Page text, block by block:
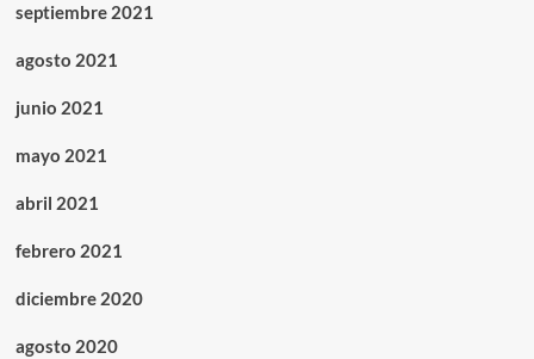
septiembre 2021
agosto 2021
junio 2021
mayo 2021
abril 2021
febrero 2021
diciembre 2020
agosto 2020